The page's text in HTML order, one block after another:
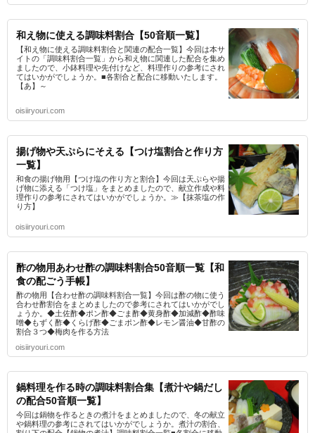
和え物に使える調味料割合【50音順一覧】
【和え物に使える調味料割合と関連の配合一覧】今回は本サ
イトの「調味料割合一覧」から和え物に関連した配合を集め
ましたので、小鉢料理や先付けなど、料理作りの参考にされ
てはいかがでしょうか。■各割合と配合に移動いたします。
【あ】～
oisiiryouri.com
揚げ物や天ぷらにそえる【つけ塩割合と作り方
一覧】
和食の揚げ物用【つけ塩の作り方と割合】今回は天ぷらや揚
げ物に添える「つけ塩」をまとめましたので、献立作成や料
理作りの参考にされてはいかがでしょうか。≫【抹茶塩の作
り方】
oisiiryouri.com
酢の物用あわせ酢の調味料割合50音順一覧【和
食の配ごう手帳】
酢の物用【合わせ酢の調味料割合一覧】今回は酢の物に使う
合わせ酢割合をまとめましたので参考にされてはいかがでし
ょうか。◆土佐酢◆ポン酢◆ごま酢◆黄身酢◆加減酢◆酢味
噌◆もずく酢◆くらげ酢◆ごまポン酢◆レモン醤油◆甘酢の
割合３つ◆梅肉を作る方法
oisiiryouri.com
鍋料理を作る時の調味料割合集【煮汁や鍋だし
の配合50音順一覧】
今回は鍋物を作るときの煮汁をまとめましたので、冬の献立
や鍋料理の参考にされてはいかがでしょうか。煮汁の割合、